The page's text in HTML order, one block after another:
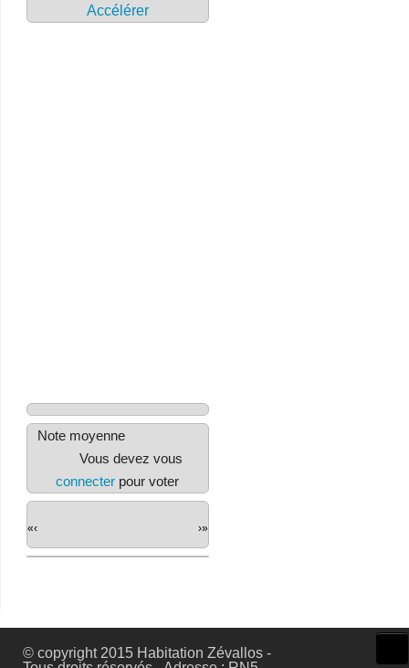
Accélérer
Note moyenne
Vous devez vous
connecter pour voter
«‹ ›»
© copyright 2015 Habitation Zévallos -